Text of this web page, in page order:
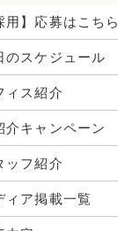
用】応募はこちら
のスケジュール
ィス紹介
介キャンペーン
ッフ紹介
ィア掲載一覧